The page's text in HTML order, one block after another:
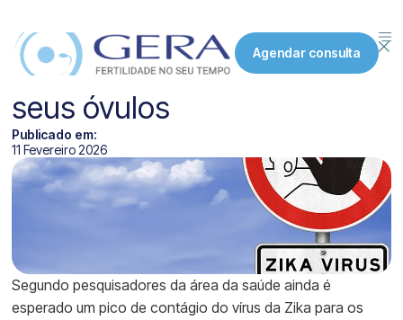
Agendar consulta
Zika leva cada vez mais
mulheres a congelarem
seus óvulos
Publicado em:
11 Fevereiro 2026
Segundo pesquisadores da área da saúde ainda é
esperado um pico de contágio do vírus da Zika para os